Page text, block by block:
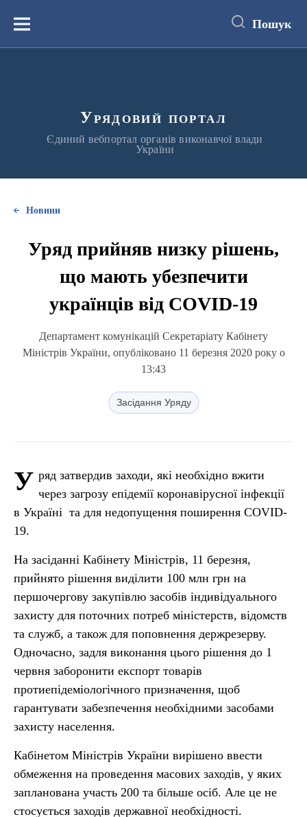
вмістуМеню Пошук
Урядовий портал
Єдиний вебпортал органів виконавчої влади
України
Новини
Уряд прийняв низку рішень,
що мають убезпечити
українців від COVID-19
Департамент комунікацій Секретаріату Кабінету
Міністрів України, опубліковано 11 березня 2020 року о
13:43
Засідання Уряду
У ряд затвердив заходи, які необхідно вжити
через загрозу епідемії коронавірусної інфекції
в Україні та для недопущення поширення COVID-
19.
На засіданні Кабінету Міністрів, 11 березня,
прийнято рішення виділити 100 млн грн на
першочергову закупівлю засобів індивідуального
захисту для поточних потреб міністерств, відомств
та служб, а також для поповнення держрезерву.
Одночасно, задля виконання цього рішення до 1
червня заборонити експорт товарів
протиепідеміологічного призначення, щоб
гарантувати забезпечення необхідними засобами
захисту населення.
Кабінетом Міністрів України вирішено ввести
обмеження на проведення масових заходів, у яких
запланована участь 200 та більше осіб. Але це не
стосується заходів державної необхідності.